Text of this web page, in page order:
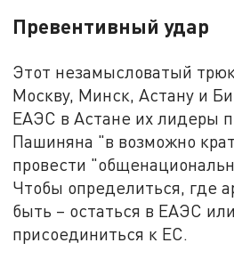
Превентивный удар
Этот незамысловатый
Москву, Минск, Астану и
ЕАЭС в Астане их лидеры
Пашиняна "в возможно
провести
Чтобы определиться, где
быть – остаться в ЕАЭС
присоединиться к ЕС.